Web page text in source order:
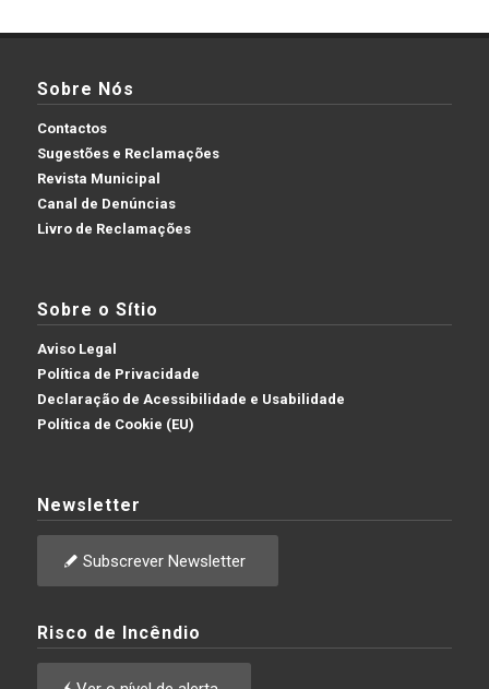
Sobre Nós
Contactos
Sugestões e Reclamações
Revista Municipal
Canal de Denúncias
Livro de Reclamações
Sobre o Sítio
Aviso Legal
Política de Privacidade
Declaração de Acessibilidade e Usabilidade
Política de Cookie (EU)
Newsletter
Subscrever Newsletter
Risco de Incêndio